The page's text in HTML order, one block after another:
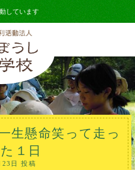
しています
懸命笑って走っ
１日
23日 投稿